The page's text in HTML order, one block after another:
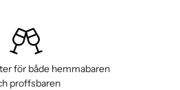
för både hemmabaren
proffsbaren